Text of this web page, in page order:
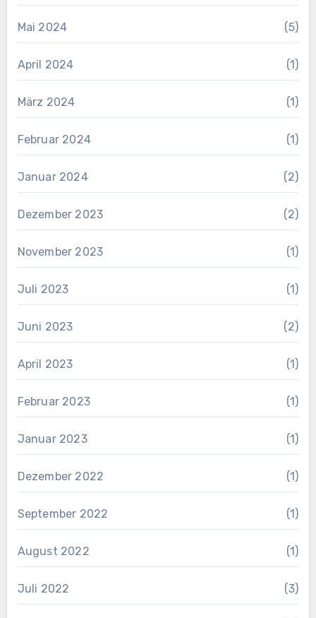
Mai 2024 (5)
April 2024 (1)
März 2024 (1)
Februar 2024 (1)
Januar 2024 (2)
Dezember 2023 (2)
November 2023 (1)
Juli 2023 (1)
Juni 2023 (2)
April 2023 (1)
Februar 2023 (1)
Januar 2023 (1)
Dezember 2022 (1)
September 2022 (1)
August 2022 (1)
Juli 2022 (3)